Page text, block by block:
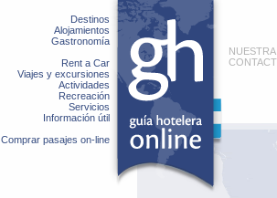
Destinos
Alojamientos
Gastronomía
Rent a Car
Viajes y excursiones
Actividades
Recreación
Servicios
Información útil
Comprar pasajes on-line